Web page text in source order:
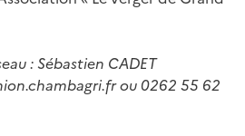
: Sébastien CADET
ou 0262 55 62